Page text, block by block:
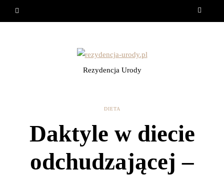
Rezydencja Urody
DIETA
Daktyle w diecie
odchudzającej –